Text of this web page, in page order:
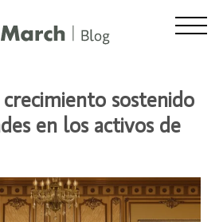
crecimiento sostenido
en los activos de